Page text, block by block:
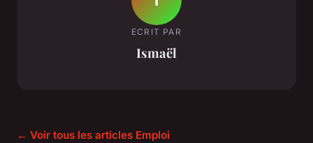
ECRIT PAR
Ismaël
← Voir tous les articles Emploi